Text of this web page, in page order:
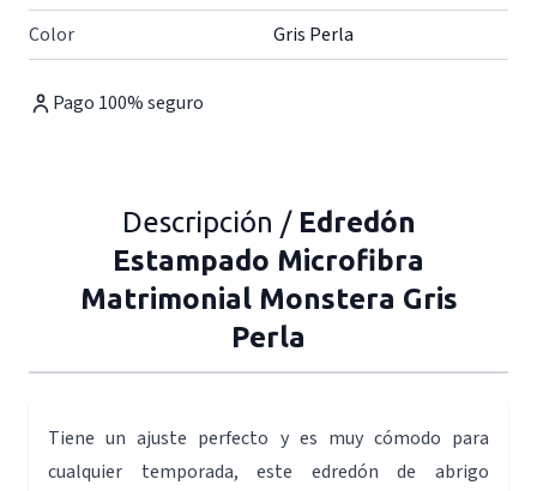
Color
Gris Perla
Pago 100% seguro
Descripción / Edredón
Estampado Microfibra
Matrimonial Monstera Gris
Perla
Tiene un ajuste perfecto y es muy cómodo para
cualquier temporada, este edredón de abrigo